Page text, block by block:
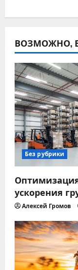
ВОЗМОЖНО,
Без рубрики
ускорения
Алексей Громов